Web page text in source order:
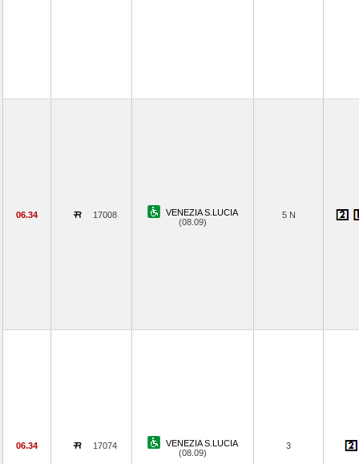
06.34 17008
VENEZIA S.LUCIA
(08.09)
5 N
06.34 17074
VENEZIA S.LUCIA
(08.09)
3